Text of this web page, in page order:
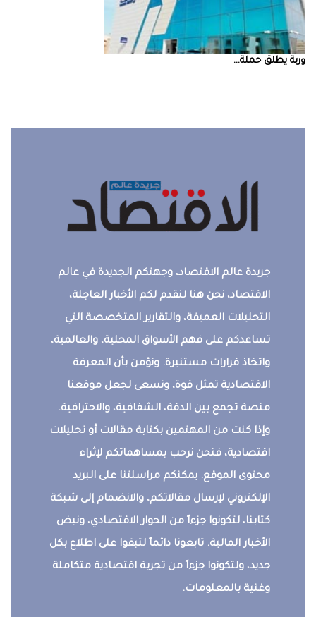
‮‬وربة‮‬‭ ‬يطلق‭ ‬حملة‭ ...
جريدة عالم الاقتصاد، وجهتكم الجديدة في عالم
الاقتصاد، نحن هنا لنقدم لكم الأخبار العاجلة،
التحليلات العميقة، والتقارير المتخصصة التي
تساعدكم على فهم الأسواق المحلية، والعالمية،
واتخاذ قرارات مستنيرة. ونؤمن بأن المعرفة
الاقتصادية تمثل قوة، ونسعى لجعل موقعنا
منصة تجمع بين الدقة، الشفافية، والاحترافية.
وإذا كنت من المهتمين بكتابة مقالات أو تحليلات
اقتصادية، فنحن نرحب بمساهماتكم لإثراء
محتوى الموقع. يمكنكم مراسلتنا على البريد
الإلكتروني لإرسال مقالاتكم، والانضمام إلى شبكة
كتابنا، لتكونوا جزءاً من الحوار الاقتصادي، ونبض
الأخبار المالية. تابعونا دائماً لتبقوا على اطلاع بكل
جديد، ولتكونوا جزءاً من تجربة اقتصادية متكاملة
وغنية بالمعلومات.